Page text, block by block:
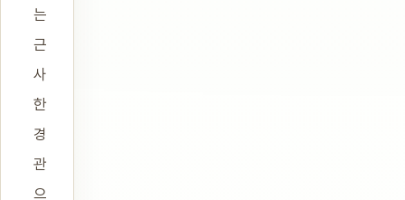
는
근
사
한
경
관
으